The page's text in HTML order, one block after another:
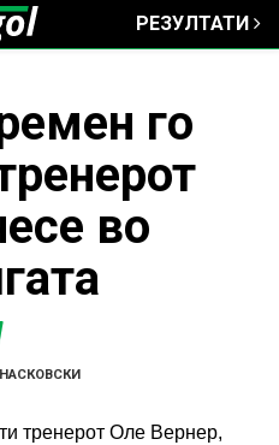
РЕЗУЛТАТИ
го
во
тренерот Оле Вернер,